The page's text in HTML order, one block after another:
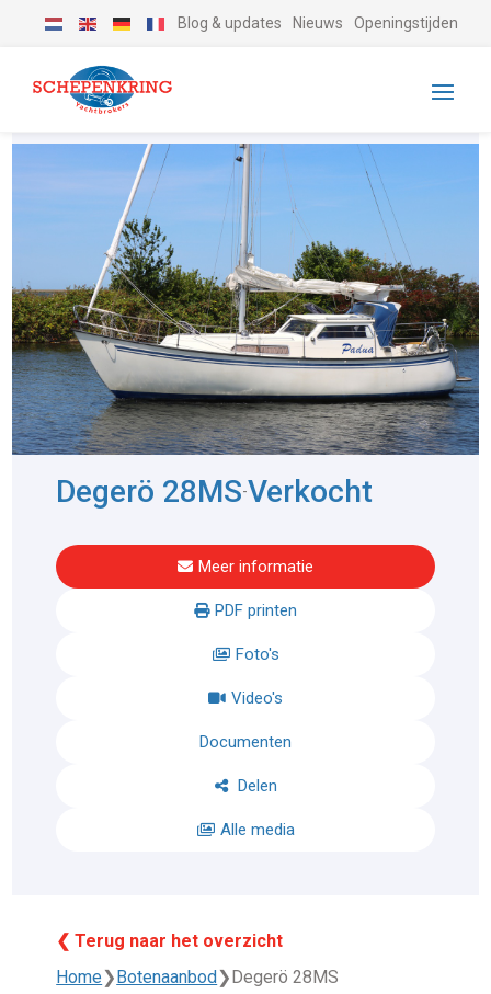
Blog & updates Nieuws Openingstijden
Degerö 28MS-Verkocht
Meer informatie
PDF printen
Foto's
Video's
Documenten
Delen
Alle media
❮ Terug naar het overzicht
Home❯Botenaanbod❯Degerö 28MS